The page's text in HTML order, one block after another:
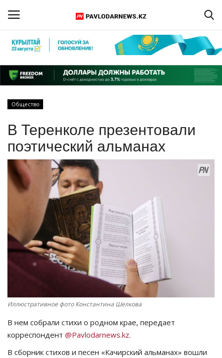
Регистрация
Главная
ПАВЛОДАРСКАЯ ОБЛАСТЬ
КАЗАХСТАН
МИР
СПЕЦПРОЕКТЫ
СПОРТ
Чек-лист
Курултай
Общество
В Теренколе презентовали
поэтический альманах
Иллюстративное фото Константина Шелкова
В нем собрали стихи о родном крае, передает
корреспондент @Pavlodarnews.kz.
В сборник стихов и песен «Качирский альманах» вошли